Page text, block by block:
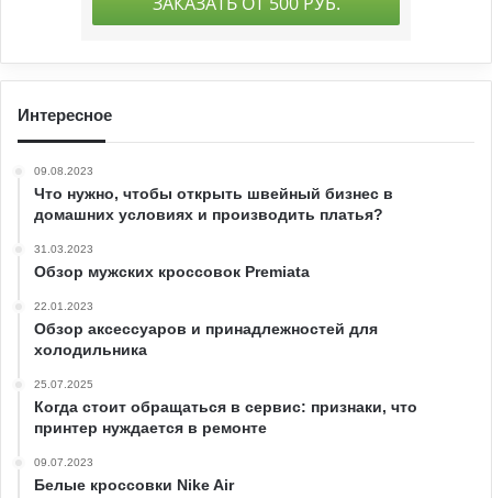
Интересное
09.08.2023
Что нужно, чтобы открыть швейный бизнес в
домашних условиях и производить платья?
31.03.2023
Обзор мужских кроссовок Premiata
22.01.2023
Обзор аксессуаров и принадлежностей для
холодильника
25.07.2025
Когда стоит обращаться в сервис: признаки, что
принтер нуждается в ремонте
09.07.2023
Белые кроссовки Nike Air